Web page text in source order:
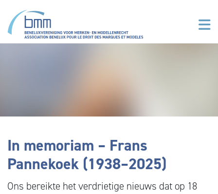
In memoriam – Frans
Pannekoek (1938–2025)
Ons bereikte het verdrietige nieuws dat op 18